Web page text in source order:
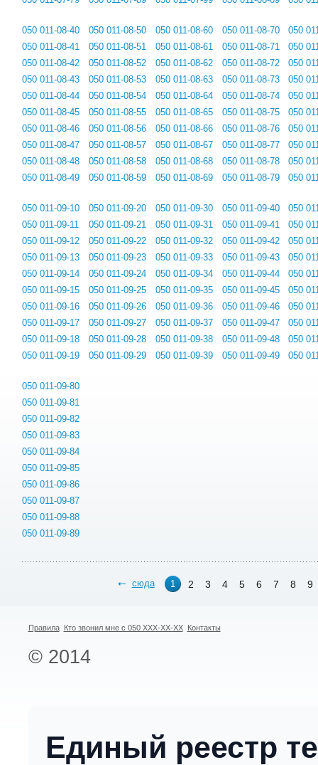
050 011-08-40
050 011-08-41
050 011-08-42
050 011-08-43
050 011-08-44
050 011-08-45
050 011-08-46
050 011-08-47
050 011-08-48
050 011-08-49
050 011-08-50
050 011-08-51
050 011-08-52
050 011-08-53
050 011-08-54
050 011-08-55
050 011-08-56
050 011-08-57
050 011-08-58
050 011-08-59
050 011-08-60
050 011-08-61
050 011-08-62
050 011-08-63
050 011-08-64
050 011-08-65
050 011-08-66
050 011-08-67
050 011-08-68
050 011-08-69
050 011-08-70
050 011-08-71
050 011-08-72
050 011-08-73
050 011-08-74
050 011-08-75
050 011-08-76
050 011-08-77
050 011-08-78
050 011-08-79
050
050
050
050
050
050
050
050
050
050
050 011-09-10
050 011-09-11
050 011-09-12
050 011-09-13
050 011-09-14
050 011-09-15
050 011-09-16
050 011-09-17
050 011-09-18
050 011-09-19
050 011-09-20
050 011-09-21
050 011-09-22
050 011-09-23
050 011-09-24
050 011-09-25
050 011-09-26
050 011-09-27
050 011-09-28
050 011-09-29
050 011-09-30
050 011-09-31
050 011-09-32
050 011-09-33
050 011-09-34
050 011-09-35
050 011-09-36
050 011-09-37
050 011-09-38
050 011-09-39
050 011-09-40
050 011-09-41
050 011-09-42
050 011-09-43
050 011-09-44
050 011-09-45
050 011-09-46
050 011-09-47
050 011-09-48
050 011-09-49
050
050
050
050
050
050
050
050
050
050
050 011-09-80
050 011-09-81
050 011-09-82
050 011-09-83
050 011-09-84
050 011-09-85
050 011-09-86
050 011-09-87
050 011-09-88
050 011-09-89
сюда 1 2 3 4 5 6 7 8 9
Правила Кто звонил мне с 050 XXX-XX-XX Контакты
© 2014
Единый реестр